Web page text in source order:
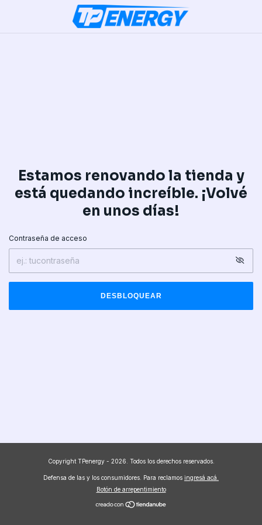
Estamos renovando la tienda y
está quedando increíble. ¡Volvé
en unos días!
Contraseña de acceso
DESBLOQUEAR
Copyright TPenergy - 2026. Todos los derechos reservados.
Defensa de las y los consumidores. Para reclamos ingresá acá.
Botón de arrepentimiento